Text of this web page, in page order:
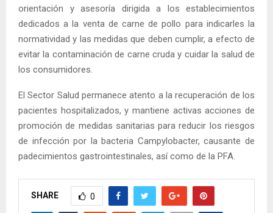
orientación y asesoría dirigida a los establecimientos
dedicados a la venta de carne de pollo para indicarles la
normatividad y las medidas que deben cumplir, a efecto de
evitar la contaminación de carne cruda y cuidar la salud de
los consumidores.
El Sector Salud permanece atento a la recuperación de los
pacientes hospitalizados, y mantiene activas acciones de
promoción de medidas sanitarias para reducir los riesgos
de infección por la bacteria Campylobacter, causante de
padecimientos gastrointestinales, así como de la PFA.
SHARE 0